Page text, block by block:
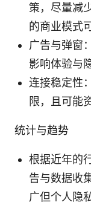
策，尽量减
的商业模式
广告与弹窗
影响体验与
连接稳定性
限，且可能
统计与趋势
根据近年的
告与数据收
广但个人隐